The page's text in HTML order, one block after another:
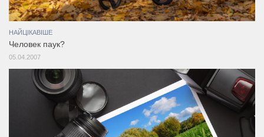
НАЙЦІКАВІШЕ
Человек паук?
05.04.2007